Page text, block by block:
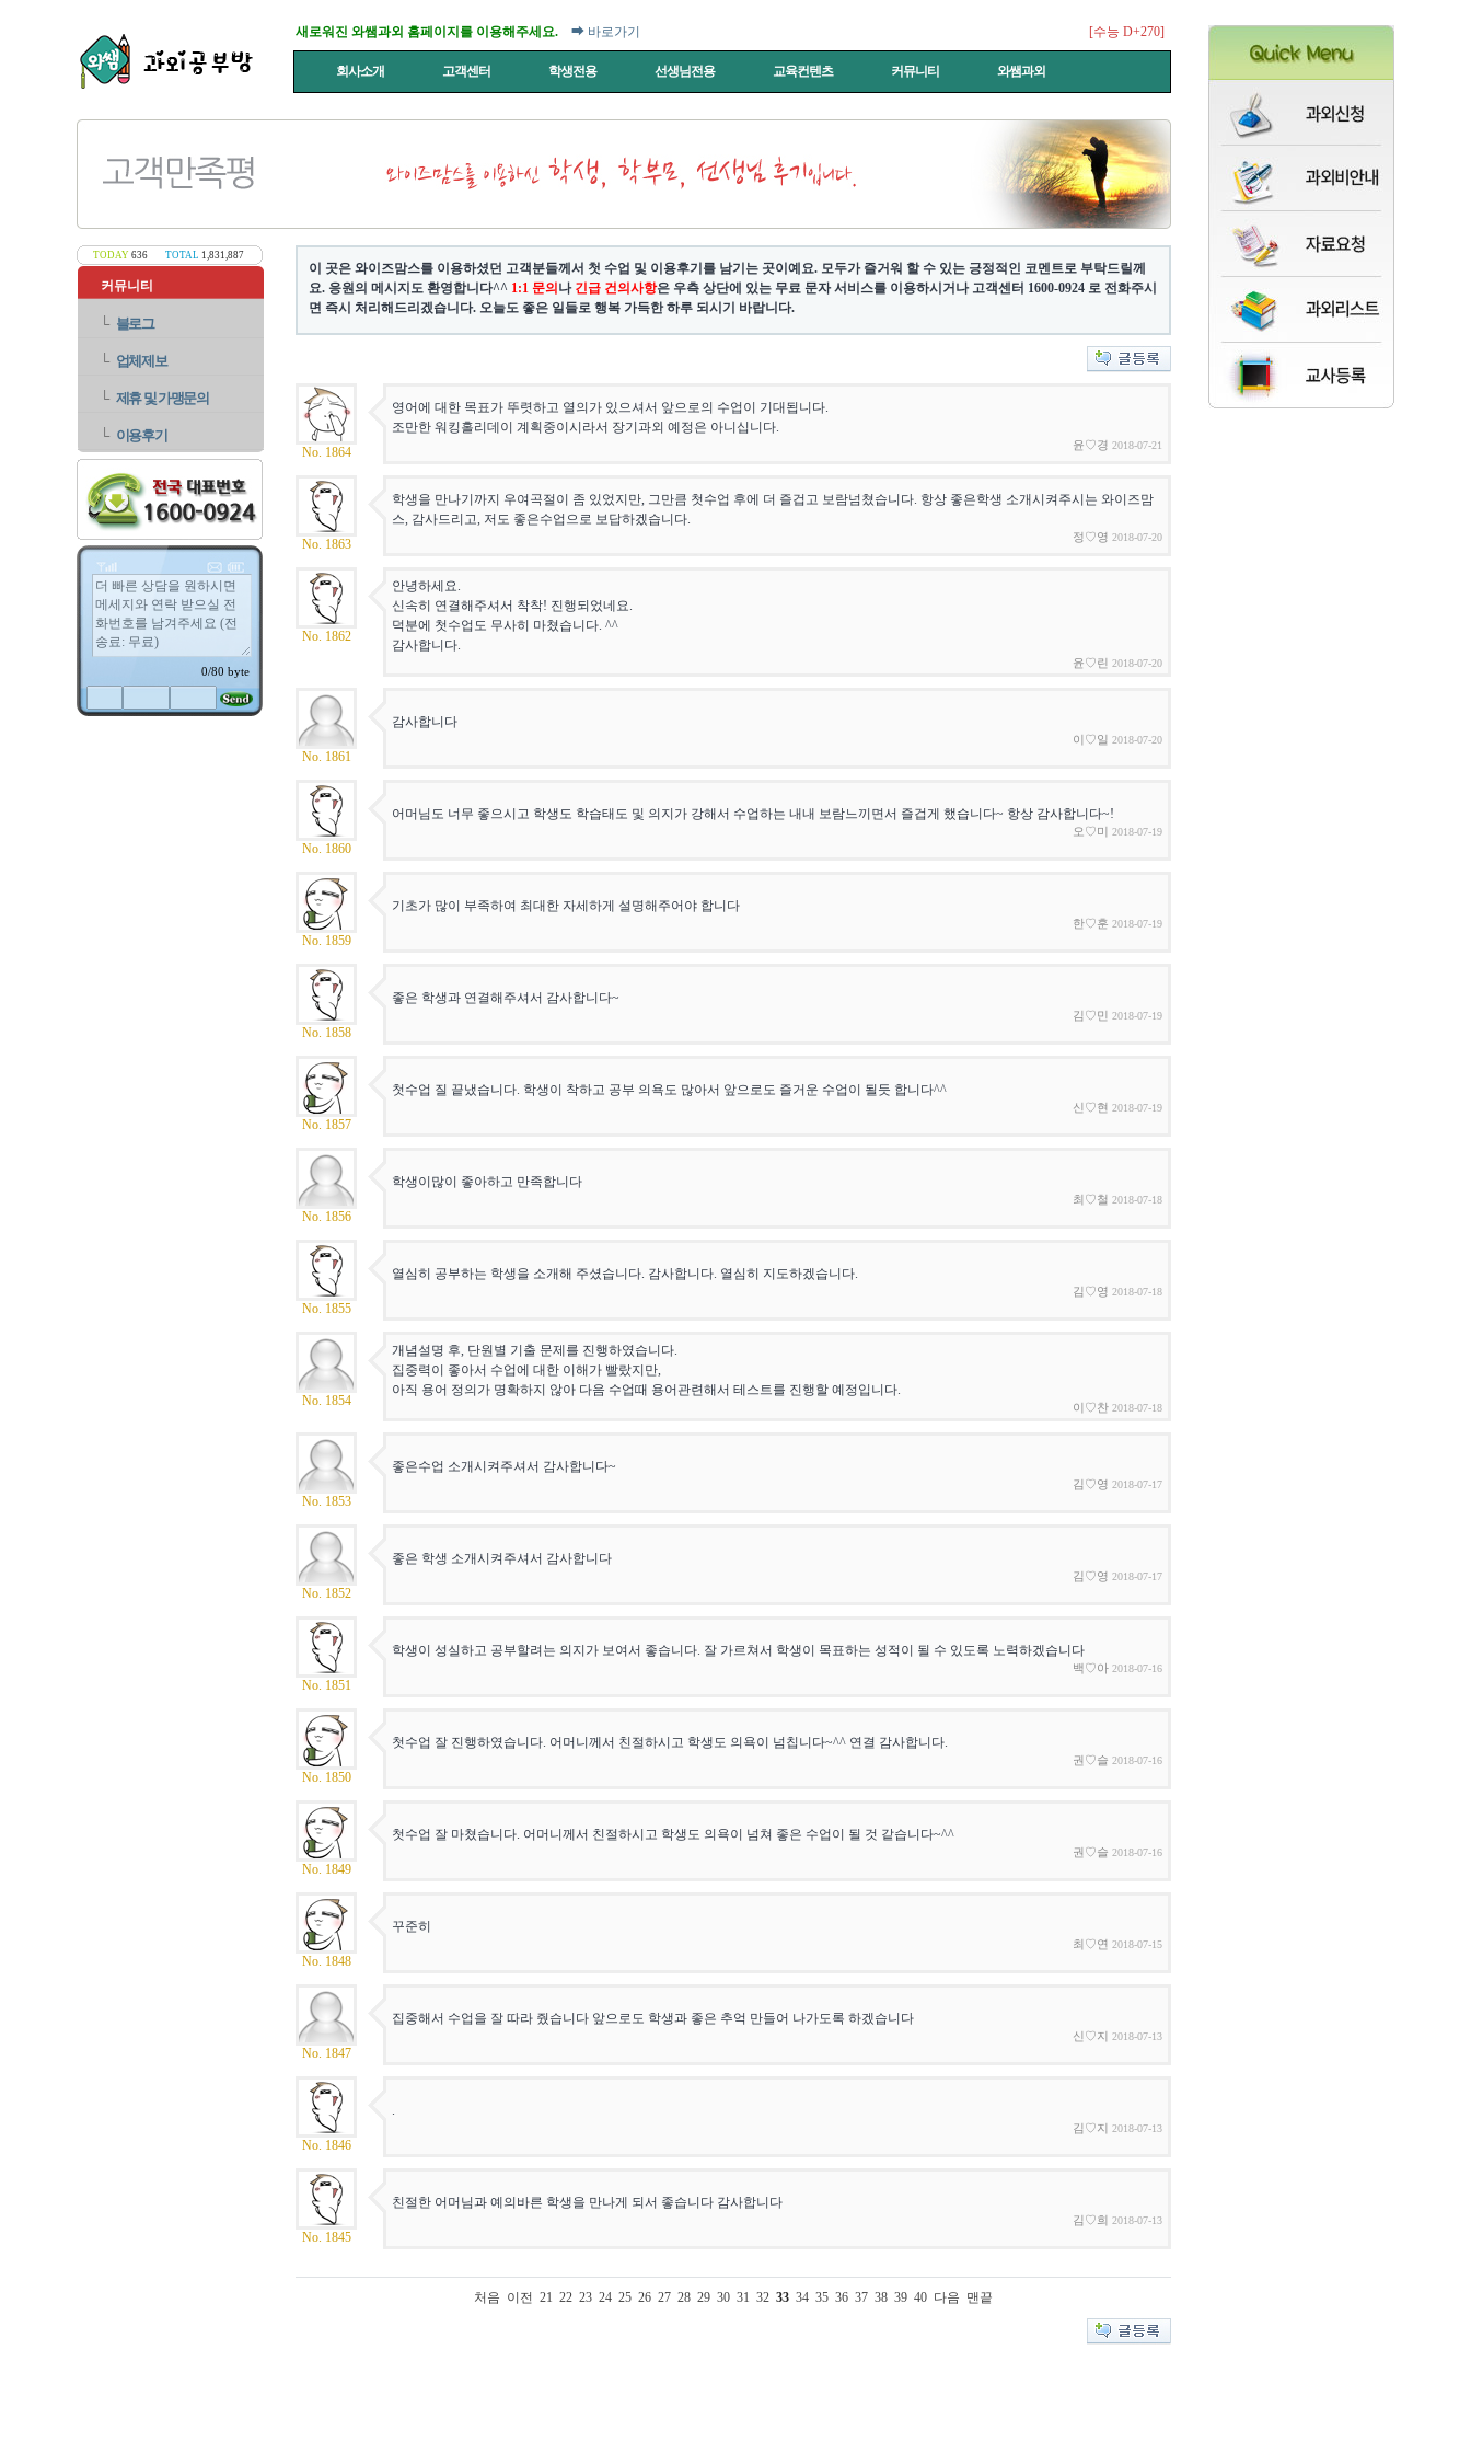
새로워진 와쌤과외 홈페이지를 이용해주세요. ➡ 바로가기 [수능 D+270]
회사소개 고객센터 학생전용 선생님전용 교육컨텐츠 커뮤니티 와쌤과외
이 곳은 와이즈맘스를 이용하셨던 고객분들께서 첫 수업 및 이용후기를 남기는 곳이예요. 모두가 즐거워 할 수 있는 긍정적인 코멘트로 부탁드릴께
요. 응원의 메시지도 환영합니다^^ 1:1 문의 나 긴급 건의사항은 우측 상단에 있는 무료 문자 서비스를 이용하시거나 고객센터 1600-0924 로 전화주시
면 즉시 처리해드리겠습니다. 오늘도 좋은 일들로 행복 가득한 하루 되시기 바랍니다.
No. 1864
영어에 대한 목표가 뚜렷하고 열의가 있으셔서 앞으로의 수업이 기대됩니다.
조만한 워킹홀리데이 계획중이시라서 장기과외 예정은 아니십니다.
윤♡경 2018-07-21
No. 1863
학생을 만나기까지 우여곡절이 좀 있었지만, 그만큼 첫수업 후에 더 즐겁고 보람넘쳤습니다. 항상 좋은학생 소개시켜주시는 와이즈맘
스, 감사드리고, 저도 좋은수업으로 보답하겠습니다.
정♡영 2018-07-20
No. 1862
안녕하세요.
신속히 연결해주셔서 착착! 진행되었네요.
덕분에 첫수업도 무사히 마쳤습니다. ^^
감사합니다.
윤♡린 2018-07-20
No. 1861
감사합니다
이♡일 2018-07-20
No. 1860
어머님도 너무 좋으시고 학생도 학습태도 및 의지가 강해서 수업하는 내내 보람느끼면서 즐겁게 했습니다~ 항상 감사합니다~!
오♡미 2018-07-19
No. 1859
기초가 많이 부족하여 최대한 자세하게 설명해주어야 합니다
한♡훈 2018-07-19
No. 1858
좋은 학생과 연결해주셔서 감사합니다~
김♡민 2018-07-19
No. 1857
첫수업 질 끝냈습니다. 학생이 착하고 공부 의욕도 많아서 앞으로도 즐거운 수업이 될듯 합니다^^
신♡현 2018-07-19
No. 1856
학생이많이 좋아하고 만족합니다
최♡철 2018-07-18
No. 1855
열심히 공부하는 학생을 소개해 주셨습니다. 감사합니다. 열심히 지도하겠습니다.
김♡영 2018-07-18
No. 1854
개념설명 후, 단원별 기출 문제를 진행하였습니다.
집중력이 좋아서 수업에 대한 이해가 빨랐지만,
아직 용어 정의가 명확하지 않아 다음 수업때 용어관련해서 테스트를 진행할 예정입니다.
이♡찬 2018-07-18
No. 1853
좋은수업 소개시켜주셔서 감사합니다~
김♡영 2018-07-17
No. 1852
좋은 학생 소개시켜주셔서 감사합니다
김♡영 2018-07-17
No. 1851
학생이 성실하고 공부할려는 의지가 보여서 좋습니다. 잘 가르쳐서 학생이 목표하는 성적이 될 수 있도록 노력하겠습니다
백♡아 2018-07-16
No. 1850
첫수업 잘 진행하였습니다. 어머니께서 친절하시고 학생도 의욕이 넘칩니다~^^ 연결 감사합니다.
권♡슬 2018-07-16
No. 1849
첫수업 잘 마쳤습니다. 어머니께서 친절하시고 학생도 의욕이 넘쳐 좋은 수업이 될 것 같습니다~^^
권♡슬 2018-07-16
No. 1848
꾸준히
최♡연 2018-07-15
No. 1847
집중해서 수업을 잘 따라 줬습니다 앞으로도 학생과 좋은 추억 만들어 나가도록 하겠습니다
신♡지 2018-07-13
No. 1846
.
김♡지 2018-07-13
No. 1845
친절한 어머님과 예의바른 학생을 만나게 되서 좋습니다 감사합니다
김♡희 2018-07-13
처음 이전 21 22 23 24 25 26 27 28 29 30 31 32 33 34 35 36 37 38 39 40 다음 맨끝
TODAY 636 TOTAL 1,831,887
커뮤니티
└ 블로그
└ 업체제보
└ 제휴 및 가맹문의
└ 이용후기